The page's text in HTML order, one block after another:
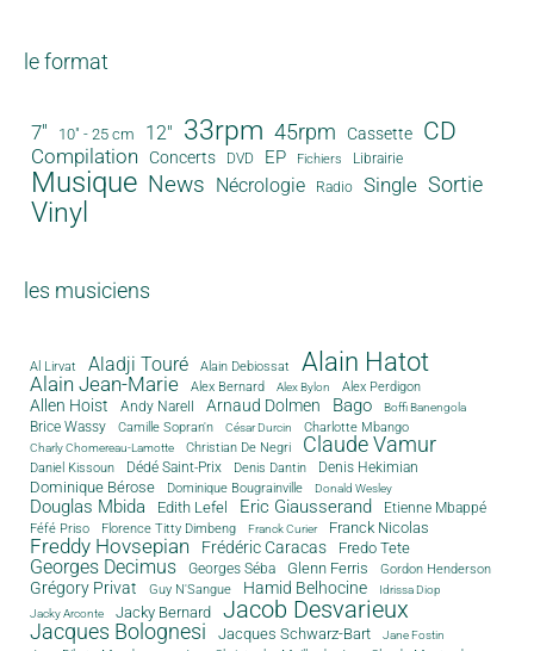
le format
7" 10" - 25 cm 12" 33rpm 45rpm Cassette CD
Compilation Concerts DVD EP Fichiers Librairie
Musique News Nécrologie Radio Single Sortie
Vinyl
les musiciens
Al Lirvat Aladji Touré Alain Debiossat Alain Hatot
Alain Jean-Marie Alex Bernard Alex Bylon Alex Perdigon
Allen Hoist Andy Narell Arnaud Dolmen Bago Boffi Banengola
Brice Wassy Camille Sopran'n César Durcin Charlotte Mbango
Charly Chomereau-Lamotte Christian De Negri Claude Vamur
Daniel Kissoun Dédé Saint-Prix Denis Dantin Denis Hekimian
Dominique Bérose Dominique Bougrainville Donald Wesley
Douglas Mbida Edith Lefel Eric Giausserand Etienne Mbappé
Féfé Priso Florence Titty Dimbeng Franck Curier Franck Nicolas
Freddy Hovsepian Frédéric Caracas Fredo Tete
Georges Decimus Georges Séba Glenn Ferris Gordon Henderson
Grégory Privat Guy N'Sangue Hamid Belhocine
Idrissa Diop
Jacky Arconte
Jacky Bernard Jacob Desvarieux
Jacques Bolognesi Jacques Schwarz-Bart Jane Fostin